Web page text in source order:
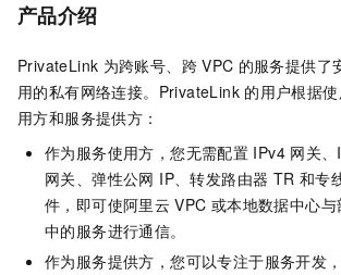
产品介绍
PrivateLink 为跨账号、跨 VPC 的服务提供了
用的私有网络连接。PrivateLink 的用户根据
用方和服务提供方：
作为服务使用方，您无需配置 IPv4 网关
网关、弹性公网 IP、转发路由器 TR 和专
件，即可使阿里云 VPC 或本地数据中心
中的服务进行通信。
作为服务提供方，您可以专注于服务开发